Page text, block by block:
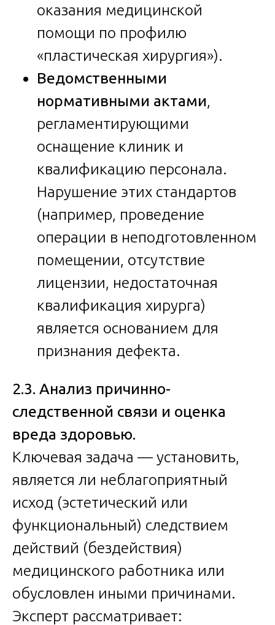
оказания медицинской
помощи по профилю
«пластическая хирургия»).
Ведомственными
нормативными актами,
регламентирующими
оснащение клиник и
квалификацию персонала.
Нарушение этих стандартов
(например, проведение
операции в неподготовленном
помещении, отсутствие
лицензии, недостаточная
квалификация хирурга)
является основанием для
признания дефекта.
2.3. Анализ причинно-
следственной связи и оценка
вреда здоровью.
Ключевая задача — установить,
является ли неблагоприятный
исход (эстетический или
функциональный) следствием
действий (бездействия)
медицинского работника или
обусловлен иными причинами.
Эксперт рассматривает: